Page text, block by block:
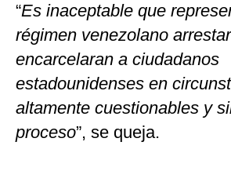
“Es inaceptable que
régimen venezolano
encarcelaran a ciudadanos
estadounidenses en
altamente cuestionables y
proceso”, se queja.